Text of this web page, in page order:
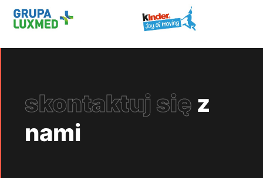
skontaktuj się z
nami